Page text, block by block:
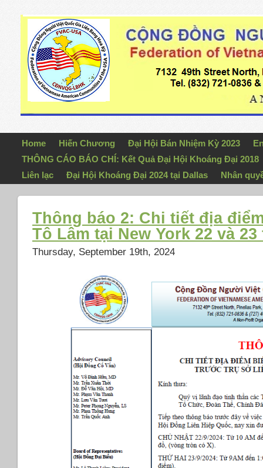
Home Hiến Chương Đại Hội Bán Nhiệm Kỳ 2023
THÔNG CÁO BÁO CHÍ: Kết Quả Đại Hội Khoáng Đại 2018
Liên lạc
Đại Hội Khoáng Đại 2024 tại Dallas Nhân
Thông báo 2: Chi tiết địa
Tô Lâm tại New York 22 và 23
Thursday, September 19th, 2024